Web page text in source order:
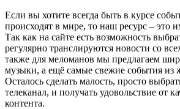
Если вы хотите всегда быть в курсе
происходят в мире, то наш ресурс – это
Так как на сайте есть возможность
регулярно транслируются новости со
также для меломанов мы предлагаем
музыки, а ещё самые свежие события из
Осталось сделать малость, просто
телеканал, и получать удовольствие от
контента.